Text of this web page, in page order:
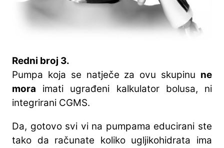
Redni broj 3.
Pumpa koja se natječe za ovu skupinu ne
mora imati ugrađeni kalkulator bolusa, ni
integrirani CGMS.
Da, gotovo svi vi na pumpama educirani ste
tako da računate koliko ugljikohidrata ima